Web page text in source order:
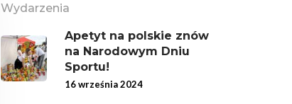
Wydarzenia
Apetyt na polskie znów
na Narodowym Dniu
Sportu!
16 września 2024